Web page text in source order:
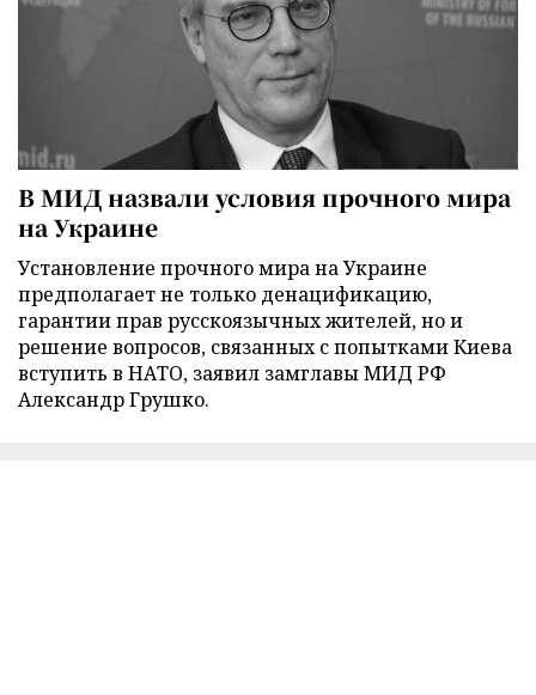
В МИД назвали условия прочного мира
на Украине
Установление прочного мира на Украине
предполагает не только денацификацию,
гарантии прав русскоязычных жителей, но и
решение вопросов, связанных с попытками Киева
вступить в НАТО, заявил замглавы МИД РФ
Александр Грушко.